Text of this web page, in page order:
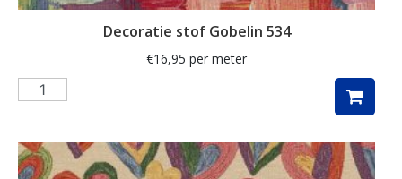
meisje
meubelstof
Decoratie stof Gobelin 534
€16,95 per meter